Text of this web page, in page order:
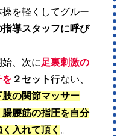
を軽くしてグルー
導スタッフに呼び
始、次に 足裏刺激の
を２セット行ない、
の関節マッサー
腰筋の指圧を自分
入れて頂く 。